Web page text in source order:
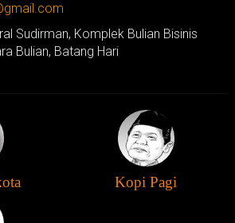
Sudirman, Komplek Bulian Bisinis
Bulian, Batang Hari
Kopi Pagi